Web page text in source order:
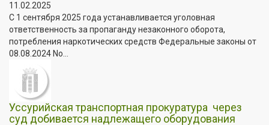
11.02.2025
С 1 сентября 2025 года устанавливается уголовная
ответственность за пропаганду незаконного оборота,
потребления наркотических средств Федеральные законы от
08.08.2024 No...
️Уссурийская транспортная прокуратура через
суд добивается надлежащего оборудования